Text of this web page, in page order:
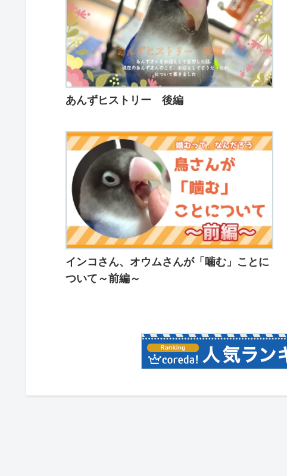
あんずヒストリー 後編
インコさん、オウムさんが「噛む」ことに
ついて～前編～